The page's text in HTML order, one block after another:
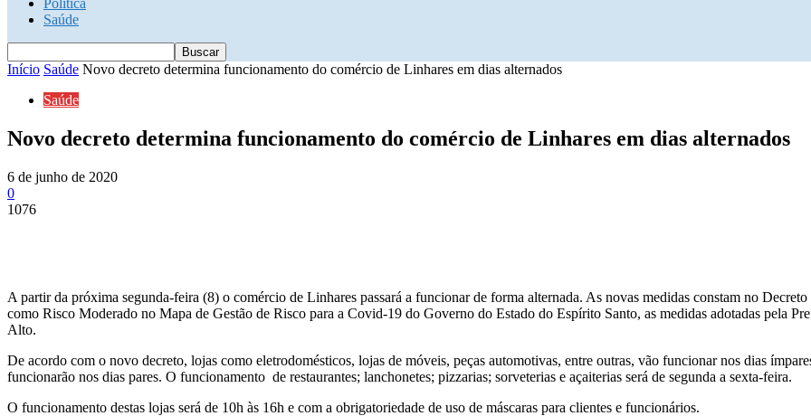
Política
Saúde
Início Saúde Novo decreto determina funcionamento do comércio de Linhares em dias alternados
Saúde
Novo decreto determina funcionamento do comércio de Linhares em dias alternados
6 de junho de 2020
0
1076
A partir da próxima segunda-feira (8) o comércio de Linhares passará a funcionar de forma alternada. As novas medidas constam no
como Risco Moderado no Mapa de Gestão de Risco para a Covid-19 do Governo do Estado do Espírito Santo, as medidas adotadas pela
Alto.
De acordo com o novo decreto, lojas como eletrodomésticos, lojas de móveis, peças automotivas, entre outras, vão funcionar nos dias
funcionarão nos dias pares. O funcionamento de restaurantes; lanchonetes; pizzarias; sorveterias e açaiterias será de segunda a sexta-feira.
O funcionamento destas lojas será de 10h às 16h e com a obrigatoriedade de uso de máscaras para clientes e funcionários.